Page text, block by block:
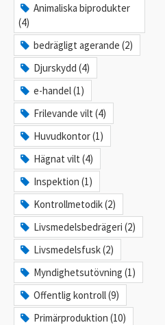
Animaliska biprodukter
(4)
bedrägligt agerande (2)
Djurskydd (4)
e-handel (1)
Frilevande vilt (4)
Huvudkontor (1)
Hägnat vilt (4)
Inspektion (1)
Kontrollmetodik (2)
Livsmedelsbedrägeri (2)
Livsmedelsfusk (2)
Myndighetsutövning (1)
Offentlig kontroll (9)
Primärproduktion (10)